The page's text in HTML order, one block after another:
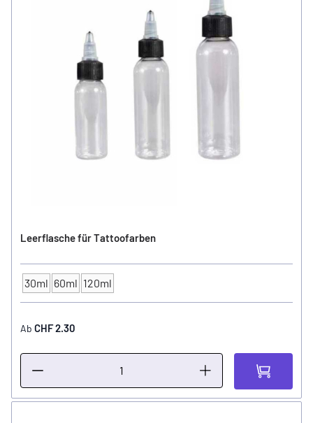
Leerflasche für Tattoofarben
GRÖSSE
30ml 60ml 120ml
Ab CHF 2.30